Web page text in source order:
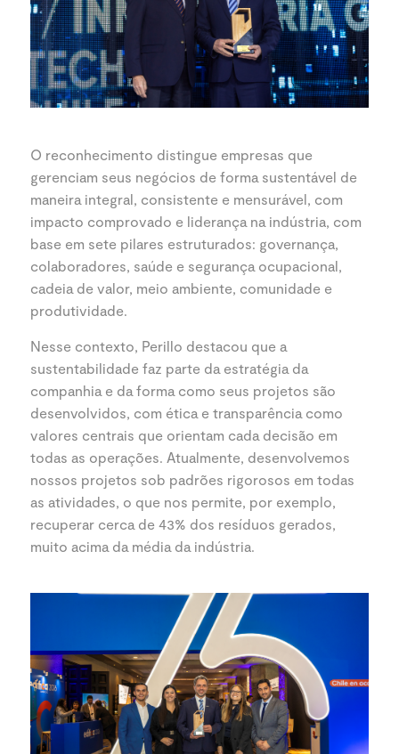
O reconhecimento distingue empresas que
gerenciam seus negócios de forma sustentável de
maneira integral, consistente e mensurável, com
impacto comprovado e liderança na indústria, com
base em sete pilares estruturados: governança,
colaboradores, saúde e segurança ocupacional,
cadeia de valor, meio ambiente, comunidade e
produtividade.
Nesse contexto, Perillo destacou que a
sustentabilidade faz parte da estratégia da
companhia e da forma como seus projetos são
desenvolvidos, com ética e transparência como
valores centrais que orientam cada decisão em
todas as operações. Atualmente, desenvolvemos
nossos projetos sob padrões rigorosos em todas
as atividades, o que nos permite, por exemplo,
recuperar cerca de 43% dos resíduos gerados,
muito acima da média da indústria.